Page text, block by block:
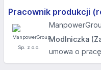
Pracownik produkcji
Modlniczka
umowa o